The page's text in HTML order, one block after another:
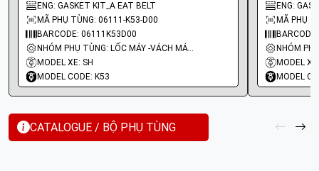
ENG: GASKET KIT_A EAT BELT
MÃ PHỤ TÙNG: 06111-K53-D00
BARCODE: 06111K53D00
NHÓM PHỤ TÙNG: LỐC MÁY -VÁCH MÁY - GIOĂNG MÁY
MODEL XE: SH
MODEL CODE: K53
ENG:
MÃ PHỤ
MODEL
MODEL
CATALOGUE / BỘ PHỤ TÙNG